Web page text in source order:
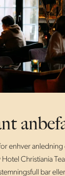
enhver
Christiania
bar